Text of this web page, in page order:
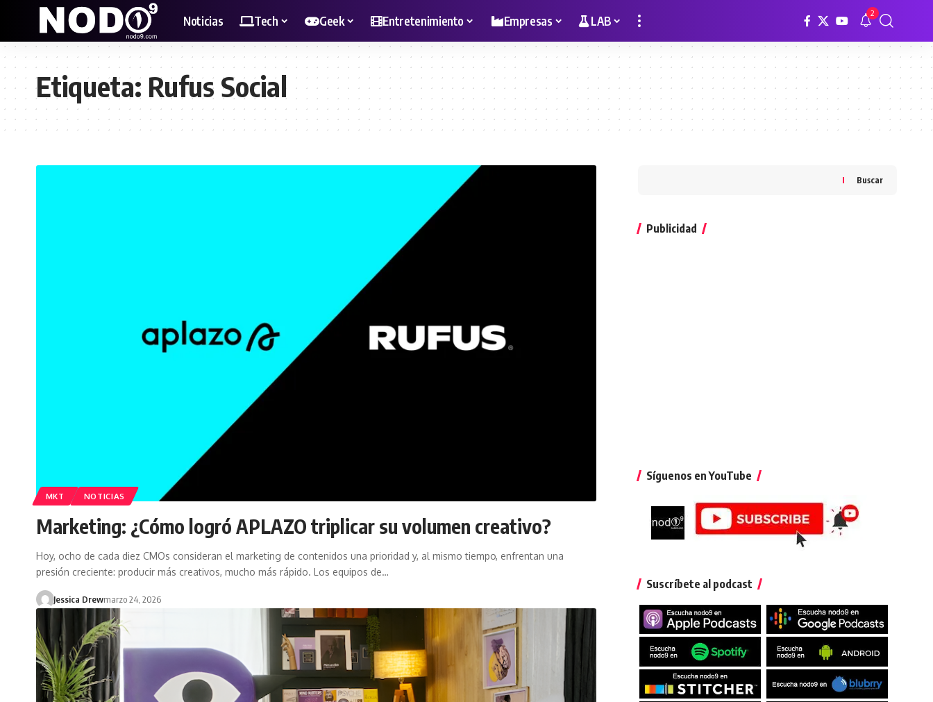
Noticias Tech Geek Entretenimiento Empresas LAB 2
Etiqueta: Rufus Social
MKT NOTICIAS
Marketing: ¿Cómo logró APLAZO triplicar su volumen creativo?
Hoy, ocho de cada diez CMOs consideran el marketing de contenidos una prioridad y, al mismo tiempo, enfrentan una
presión creciente: producir más creativos, mucho más rápido. Los equipos de…
Jessica Drewmarzo 24, 2026
Buscar
Publicidad
Síguenos en YouTube
Suscríbete al podcast